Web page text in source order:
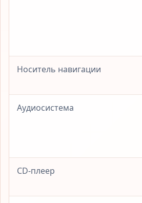
Носитель навигации
Аудиосистема
CD-плеер